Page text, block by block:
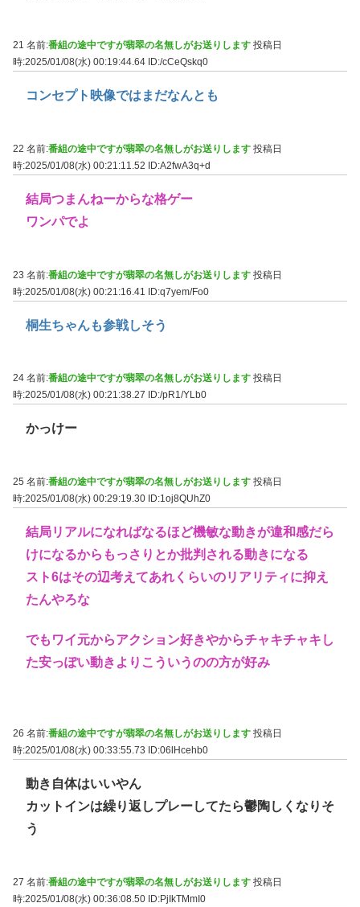
21 名前:番組の途中ですが翡翠の名無しがお送りします 投稿日
時:2025/01/08(水) 00:19:44.64 ID:/cCeQskq0
コンセプト映像ではまだなんとも
22 名前:番組の途中ですが翡翠の名無しがお送りします 投稿日
時:2025/01/08(水) 00:21:11.52
ID:A2fwA3q+d
結局つまんねーからな格ゲー
ワンパでよ
23 名前:番組の途中ですが翡翠の名無しがお送りします 投稿日
時:2025/01/08(水) 00:21:16.41 ID:q7yem/Fo0
桐生ちゃんも参戦しそう
24 名前:番組の途中ですが翡翠の名無しがお送りします 投稿日
時:2025/01/08(水) 00:21:38.27
ID:/pR1/YLb0
かっけー
25 名前:番組の途中ですが翡翠の名無しがお送りします 投稿日
時:2025/01/08(水) 00:29:19.30 ID:1oj8QUhZ0
結局リアルになればなるほど機敏な動きが違和感だら
けになるからもっさりとか批判される動きになる
スト6はその辺考えてあれくらいのリアリティに抑え
たんやろな
でもワイ元からアクション好きやからチャキチャキし
た安っぽい動きよりこういうのの方が好み
26 名前:番組の途中ですが翡翠の名無しがお送りします 投稿日
時:2025/01/08(水) 00:33:55.73
ID:06lHcehb0
動き自体はいいやん
カットインは繰り返しプレーしてたら鬱陶しくなりそ
う
27 名前:番組の途中ですが翡翠の名無しがお送りします 投稿日
時:2025/01/08(水) 00:36:08.50 ID:PjIkTMmI0